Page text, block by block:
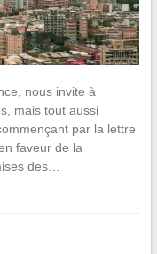
nous invite à
mais tout aussi
par la lettre
faveur de la
des…